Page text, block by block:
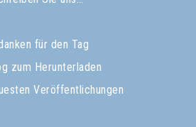
für den Tag
zum Herunterladen
Veröffentlichungen